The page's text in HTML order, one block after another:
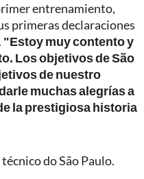
entrenamiento,
primeras declaraciones
"Estoy muy contento y
Los objetivos de São
de nuestro
muchas alegrías a
la prestigiosa historia
do São Paulo.